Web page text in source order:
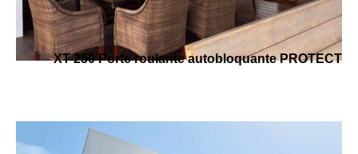
XT-250 Porte roulante autobloquante PROTECT